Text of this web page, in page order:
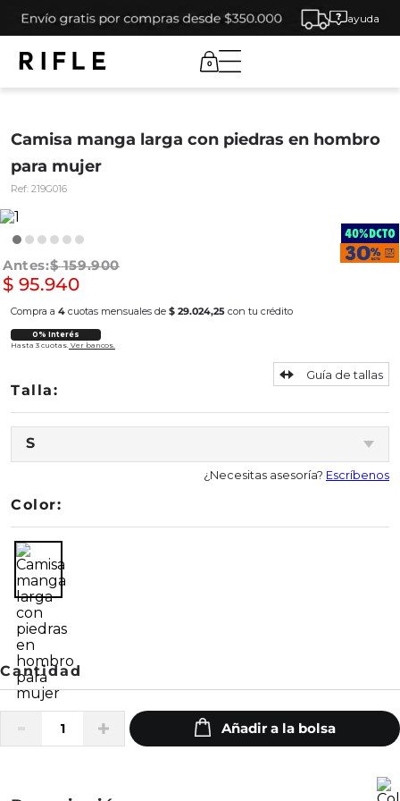
ayuda
0
Camisa manga larga con piedras en hombro
para mujer
Ref: 219G016
$ 159.900
$ 95.940
Compra a 4 cuotas mensuales de $ 29.024,25 con tu crédito
0% Interés
Hasta 3 cuotas. Ver bancos.
S
Guía de tallas
¿Necesitas asesoría? Escríbenos
Color: